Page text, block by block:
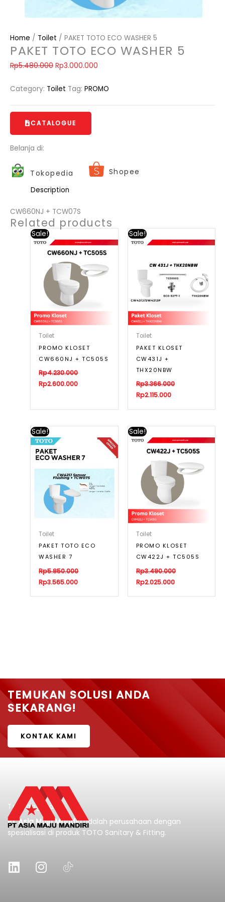
Home / Toilet / PAKET TOTO ECO WASHER 5
PAKET TOTO ECO WASHER 5
Rp5.480.000 Rp3.000.000
Category: Toilet Tag: PROMO
CATALOGUE
Belanja di:
Tokopedia Shopee
Description
CW660NJ + TCW07S
Related products
Sale!
Toilet
PROMO KLOSET
CW660NJ + TC505S
Rp4.230.000
Rp2.600.000
Sale!
Toilet
PAKET KLOSET
CW431J +
THX20NBW
Rp3.366.000
Rp2.115.000
Sale!
Toilet
PAKET TOTO ECO
WASHER 7
Rp5.850.000
Rp3.565.000
Sale!
Toilet
PROMO KLOSET
CW422J + TC505S
Rp3.490.000
Rp2.025.000
TEMUKAN SOLUSI ANDA
SEKARANG!
KONTAK KAMI
Tentang Kami
PT Asia Maju Mandiriadalah perusahaan dengan
spesialisasi di produk TOTO Sanitary & Fitting.
i n